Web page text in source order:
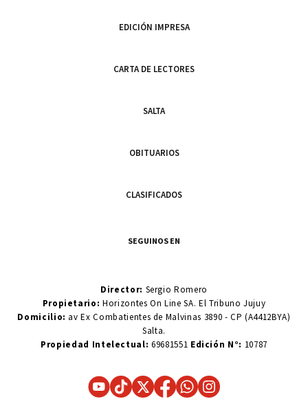
EDICIÓN IMPRESA
CARTA DE LECTORES
SALTA
OBITUARIOS
CLASIFICADOS
SEGUINOS EN
Director: Sergio Romero
Propietario:Horizontes On Line SA. El Tribuno Jujuy
Domicilio: av Ex Combatientes de Malvinas 3890 - CP (A4412BYA)
Salta.
Propiedad Intelectual: 69681551 Edición N°: 10787